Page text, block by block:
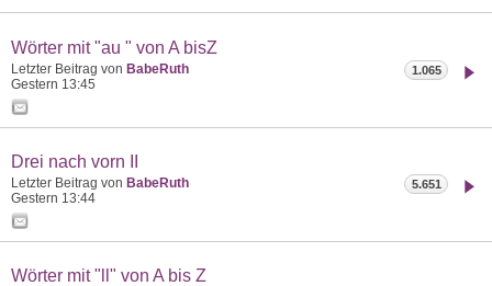
Wörter mit "au " von A bisZ
Letzter Beitrag von BabeRuth
Gestern 13:45
1.065
Drei nach vorn II
Letzter Beitrag von BabeRuth
Gestern 13:44
5.651
Wörter mit "ll" von A bis Z